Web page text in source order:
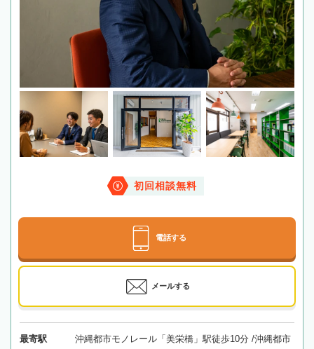
初回相談無料
電話する
メールする
最寄駅
沖縄都市モノレール「美栄橋」駅徒歩10分 /沖縄都市